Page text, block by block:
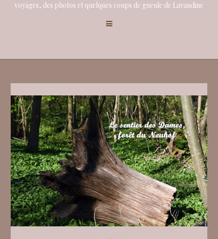
voyages, des photos et quelques coups de gueule de Lavandine